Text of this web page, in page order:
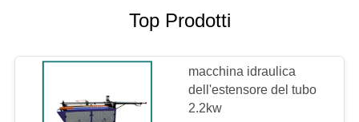
Top Prodotti
macchina idraulica
dell'estensore del tubo
2.2kw